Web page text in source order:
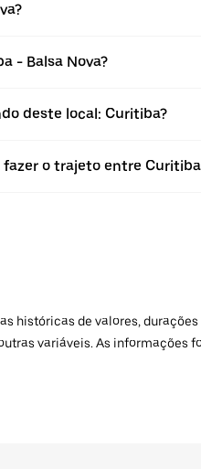
- Balsa Nova?
deste local: Curitiba?
o trajeto entre Curitiba
históricas de valores,
variáveis. As informações